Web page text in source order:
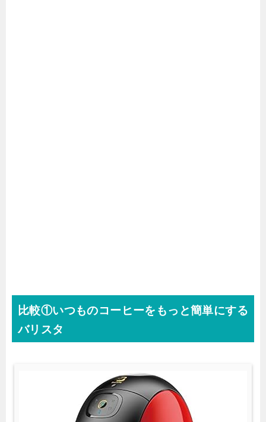
比較①いつものコーヒーをもっと簡単にする
バリスタ